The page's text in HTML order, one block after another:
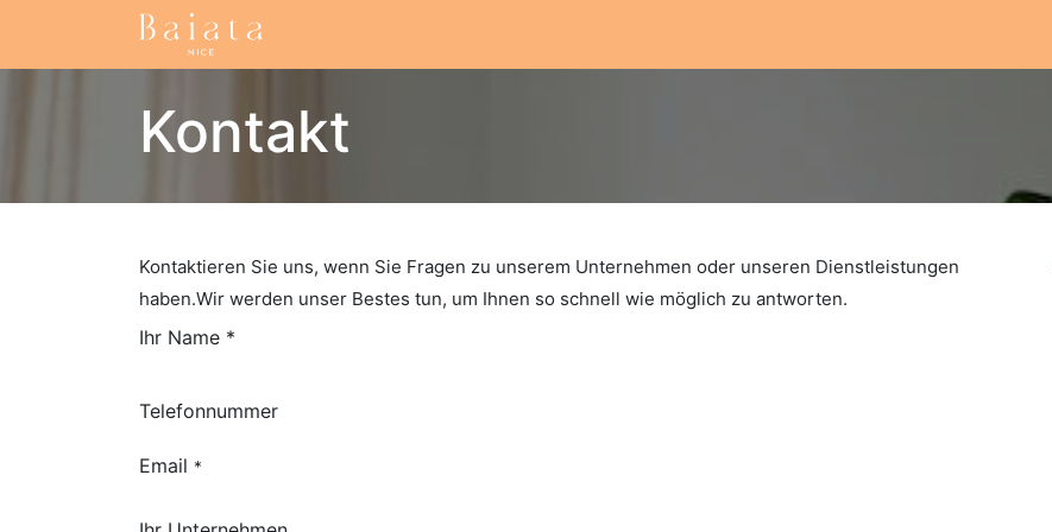
Kontakt
Kontaktieren Sie uns, wenn Sie Fragen zu unserem Unternehmen oder unseren Dienstleistungen
haben.Wir werden unser Bestes tun, um Ihnen so schnell wie möglich zu antworten.
Ihr Name *
Telefonnummer
Email *